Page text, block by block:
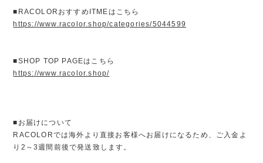
■RACOLORおすすめITMEはこちら
https://www.racolor.shop/categories/5044599
■SHOP TOP PAGEはこちら
https://www.racolor.shop/
■お届けについて
RACOLORでは海外より直接お客様へお届けになるため、ご入金よ
り2～3週間前後で発送致します。